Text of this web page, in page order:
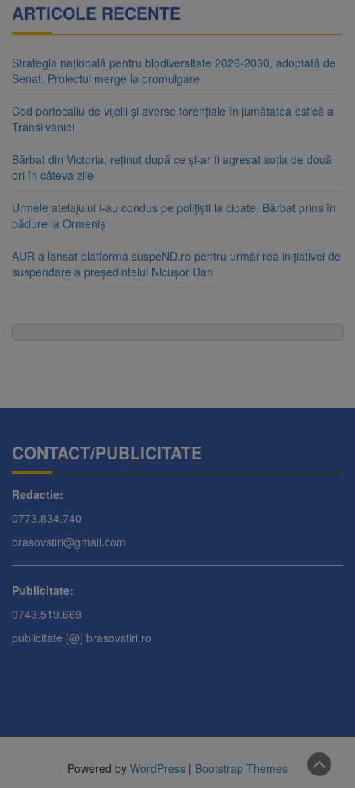
ARTICOLE RECENTE
Strategia națională pentru biodiversitate 2026-2030, adoptată de
Senat. Proiectul merge la promulgare
Cod portocaliu de vijelii și averse torențiale în jumătatea estică a
Transilvaniei
Bărbat din Victoria, reținut după ce și-ar fi agresat soția de două
ori în câteva zile
Urmele atelajului i-au condus pe polițiști la cioate. Bărbat prins în
pădure la Ormeniș
AUR a lansat platforma suspeND.ro pentru urmărirea inițiativei de
suspendare a președintelui Nicușor Dan
CONTACT/PUBLICITATE
Redactie:
0773.834.740
brasovstiri@gmail.com
Publicitate:
0743.519.669
publicitate [@] brasovstiri.ro
Powered by WordPress | Bootstrap Themes